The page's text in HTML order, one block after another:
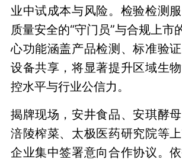
业中试成本与风险。检验检测
质量安全的“守门员”与合规上市
心功能涵盖产品检测、标准验
设备共享，将显著提升区域生
控水平与行业公信力。
揭牌现场，安井食品、安琪酵母
涪陵榨菜、太极医药研究院等
企业集中签署意向合作协议。